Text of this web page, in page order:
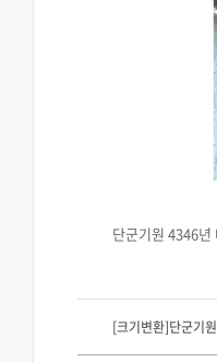
단군기원 4346년
[크기변환]단군기